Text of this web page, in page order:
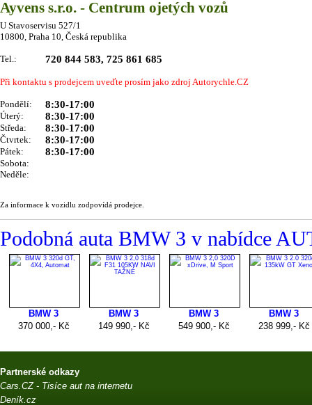
Ayvens s.r.o. - Centrum ojetých vozů
U Stavoservisu 527/1
10800, Praha 10, Česká republika
Tel.: 720 844 583, 725 861 685
Při kontaktu s prodejcem uveďte prosím jako zdroj Autorychle.CZ
Pondělí: 8:30-17:00
Úterý: 8:30-17:00
Středa: 8:30-17:00
Čtvrtek: 8:30-17:00
Pátek: 8:30-17:00
Sobota:
Neděle:
Za informace k vozidlu zodpovídá prodejce.
Podobná auta BMW 3 v nabídce
Partnerské odkazy
Cars.CZ - Tisíce aut na internetu
Deník.cz